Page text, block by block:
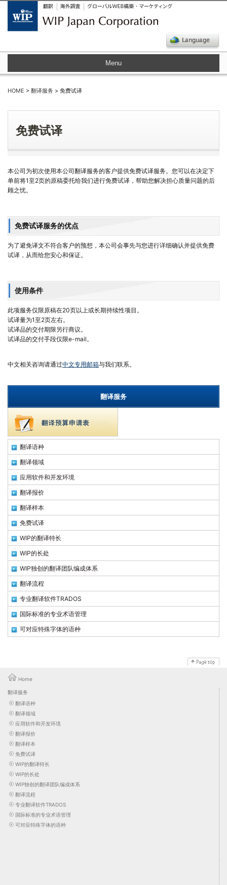
Menu
HOME > 翻译服务 > 免费试译
免费试译
本公司为初次使用本公司翻译服务的客户提供免费试译服务。您可以在决定下
单前将1至2页的原稿委托给我们进行免费试译，帮助您解决担心质量问题的后
顾之忧。
免费试译服务的优点
为了避免译文不符合客户的预想，本公司会事先与您进行详细确认并提供免费
试译，从而给您安心和保证。
使用条件
此项服务仅限原稿在20页以上或长期持续性项目。
试译量为1至2页左右。
试译品的交付期限另行商议。
试译品的交付手段仅限e-mail。
中文相关咨询请通过中文专用邮箱与我们联系。
翻译服务
翻译语种
翻译领域
应用软件和开发环境
翻译报价
翻译样本
免费试译
WIP的翻译特长
WIP的长处
WIP独创的翻译团队编成体系
翻译流程
专业翻译软件TRADOS
国际标准的专业术语管理
可对应特殊字体的语种
Home
翻译服务
翻译语种
翻译领域
应用软件和开发环境
翻译报价
翻译样本
免费试译
WIP的翻译特长
WIP的长处
WIP独创的翻译团队编成体系
翻译流程
专业翻译软件TRADOS
国际标准的专业术语管理
可对应特殊字体的语种